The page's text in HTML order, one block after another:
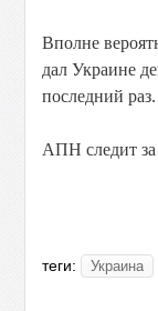
Вполне
дал Украине
последний раз.
АПН следит за
теги: Украина